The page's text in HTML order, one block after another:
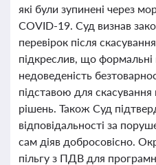
які були зупинені через
COVID-19. Суд визнав
перевірок після
підкреслив, що
недоведеність
підставою для
рішень. Також Суд
відповідальності за
сам діяв добросовісно.
пільгу з ПДВ для